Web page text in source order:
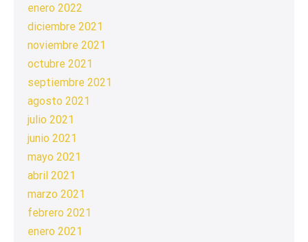
enero 2022
diciembre 2021
noviembre 2021
octubre 2021
septiembre 2021
agosto 2021
julio 2021
junio 2021
mayo 2021
abril 2021
marzo 2021
febrero 2021
enero 2021